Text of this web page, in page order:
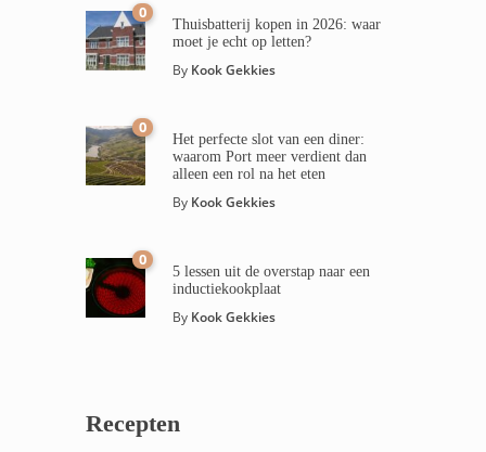
0
Thuisbatterij kopen in 2026: waar
moet je echt op letten?
By Kook Gekkies
0
Het perfecte slot van een diner:
waarom Port meer verdient dan
alleen een rol na het eten
By Kook Gekkies
0
5 lessen uit de overstap naar een
inductiekookplaat
By Kook Gekkies
Recepten